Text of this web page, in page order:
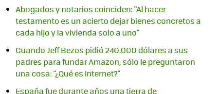
Abogados y notarios coinciden: "Al hacer
testamento es un acierto dejar bienes concretos a
cada hijo y la vivienda solo a uno"
Cuando Jeff Bezos pidió 240.000 dólares a sus
padres para fundar Amazon, sólo le preguntaron
una cosa: "¿Qué es Internet?"
España fue durante años una tierra de